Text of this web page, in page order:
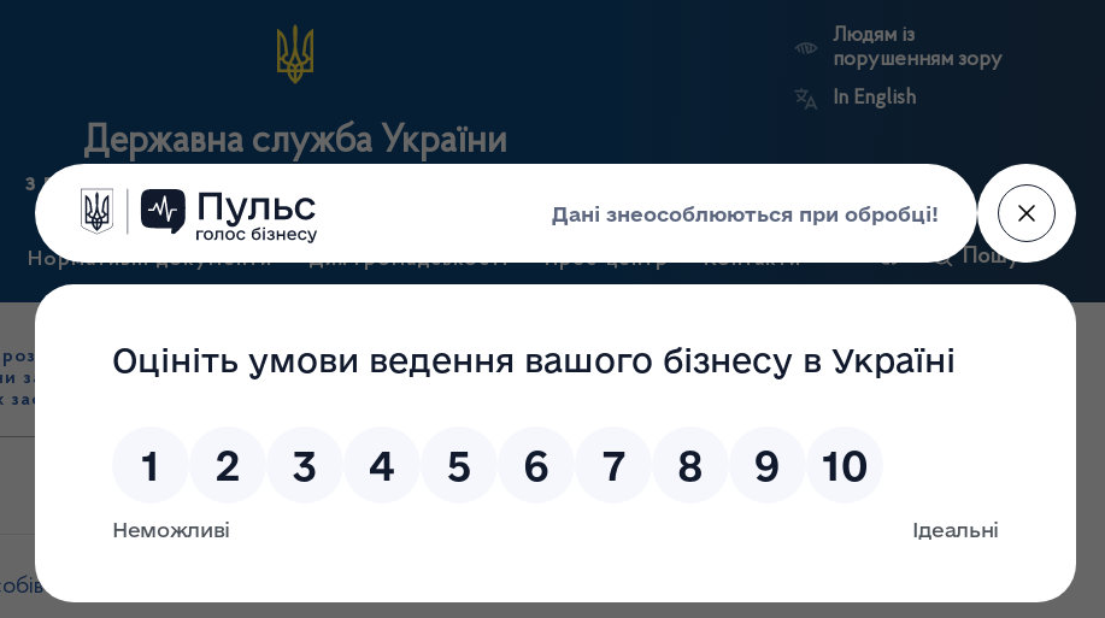
Державна служба України
з лікарських засобів та контролю за наркотиками
Людям із
порушенням зору
In English
Нормативні документи Для громадськості Прес-центр Контакти Пошук
торгівля
засобами, імпорт
засобів (крім АФІ)
Державний
нагляд
виробництва лікарських
Ринковий
Державні
Антикорупційний
портал
та контролю за наркотиками у Харківській області. Інформаційне повідомлення № 112, 2026 року